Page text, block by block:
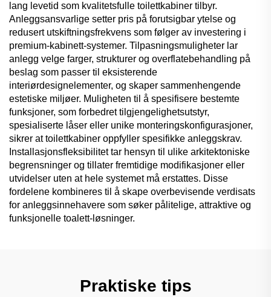
lang levetid som kvalitetsfulle toilettkabiner tilbyr.
Anleggsansvarlige setter pris på forutsigbar ytelse og
redusert utskiftningsfrekvens som følger av investering i
premium-kabinett-systemer. Tilpasningsmuligheter lar
anlegg velge farger, strukturer og overflatebehandling på
beslag som passer til eksisterende
interiørdesignelementer, og skaper sammenhengende
estetiske miljøer. Muligheten til å spesifisere bestemte
funksjoner, som forbedret tilgjengelighetsutstyr,
spesialiserte låser eller unike monteringskonfigurasjoner,
sikrer at toilettkabiner oppfyller spesifikke anleggskrav.
Installasjonsfleksibilitet tar hensyn til ulike arkitektoniske
begrensninger og tillater fremtidige modifikasjoner eller
utvidelser uten at hele systemet må erstattes. Disse
fordelene kombineres til å skape overbevisende verdisats
for anleggsinnehavere som søker pålitelige, attraktive og
funksjonelle toalett-løsninger.
Praktiske tips